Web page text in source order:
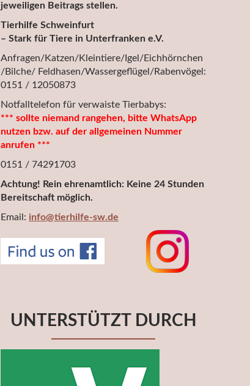
jeweiligen Beitrags stellen.
Tierhilfe Schweinfurt
– Stark für Tiere in Unterfranken e.V.
Anfragen/Katzen/Kleintiere/Igel/Eichhörnchen
/Bilche/ Feldhasen/Wassergeflügel/Rabenvögel:
0151 / 12050873
Notfalltelefon für verwaiste Tierbabys:
*** sollte niemand rangehen, bitte WhatsApp
nutzen bzw. auf der allgemeinen Nummer
anrufen ***
0151 / 74291703
Achtung! Rein ehrenamtlich: Keine 24 Stunden
Bereitschaft möglich.
Email: info@tierhilfe-sw.de
UNTERSTÜTZT DURCH